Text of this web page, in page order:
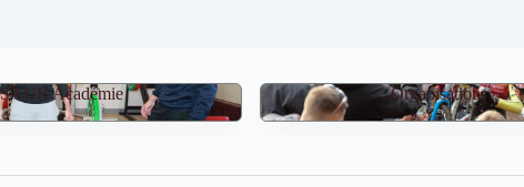
SAUR Académie Organisations